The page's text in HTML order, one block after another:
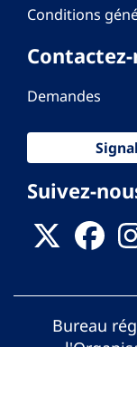
Conditions
Demandes
Suivez-
Bureau